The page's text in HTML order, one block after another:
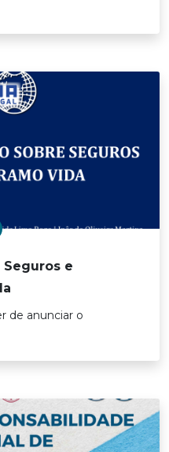
Seguros e
de anunciar o